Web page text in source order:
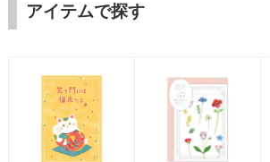
アイテムで探す